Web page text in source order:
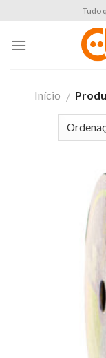
content
Tudo
Início /